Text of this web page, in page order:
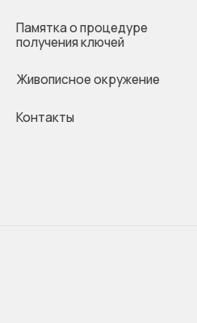
Памятка о процедуре
получения ключей
Живописное окружение
Контакты